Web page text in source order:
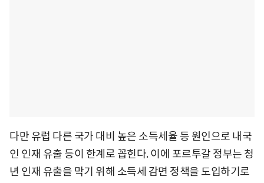
다만 유럽 다른 국가 대비 높은 소득세율 등 원인으로 내국
인 인재 유출 등이 한계로 꼽힌다. 이에 포르투갈 정부는 청
년 인재 유출을 막기 위해 소득세 감면 정책을 도입하기로